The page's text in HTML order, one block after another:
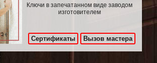
Ключи в запечатанном виде заводом
изготовителем
Сертификаты Вызов мастера